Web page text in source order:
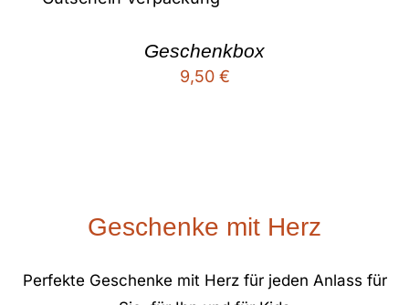
Geschenkbox
9,50 €
Geschenke mit Herz
Perfekte Geschenke mit Herz für jeden Anlass für